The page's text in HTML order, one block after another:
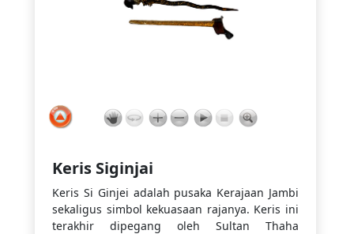
Keris Siginjai
Keris Si Ginjei adalah pusaka Kerajaan Jambi
sekaligus simbol kekuasaan rajanya. Keris ini
terakhir dipegang oleh Sultan Thaha